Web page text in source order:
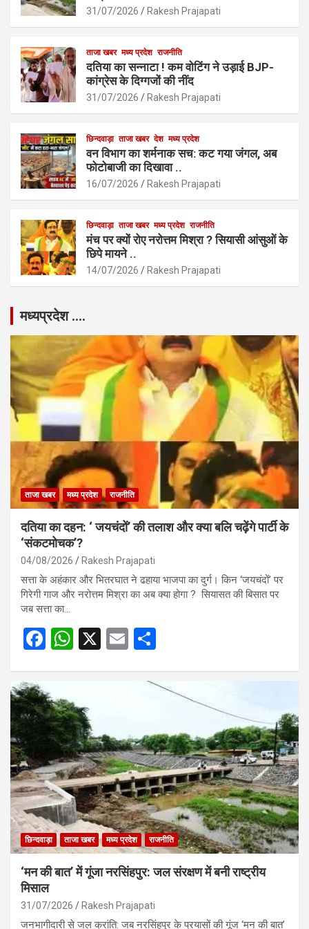
o
k
p
p
31/07/2026 Rakesh Prajapati
ताजा खबर मध्य प्रदेश राजनीति
दतिया का सन्नाटा ! कम वोटिंग ने उड़ाई BJP-
कांग्रेस के दिग्गजों की नींद
31/07/2026 Rakesh Prajapati
छिन्दवाड़ा ताजा खबर देश मध्य प्रदेश
वन विभाग का शर्मनाक सच: कट गया जंगल, अब
फोटोबाजी का दिखावा ..
16/07/2026 Rakesh Prajapati
छिन्दवाड़ा ताजा खबर मध्य प्रदेश राजनीति
मंच पर क्यों रोए नरोत्तम मिश्रा ? सियासी आंसुओं के
छिपे मायने ..
14/07/2026 Rakesh Prajapati
मध्यप्रदेश ….
ताजा खबर मध्य प्रदेश राजनीति
दतिया का दहन: ‘ जयचंदों’ की तलाश और क्या बलि चढ़ेंगे पार्टी के
‘संकटमोचक’?
04/08/2026 Rakesh Prajapati
सत्ता के अहंकार और भितरघात ने ढहाया भाजपा का दुर्ग। किन ‘जयचंदों’ पर
गिरेगी गाज और नरोत्तम मिश्रा का अब क्या होगा ? सियासत की बिसात पर
जब सत्ता का…
F
b
o
o
k
W
s
A
p
p
X
E
ail ar
छिन्दवाड़ा ताजा खबर मध्य प्रदेश राजनीति
‘मन की बात’ में गूंजा नरसिंहपुर: जल संरक्षण में बनी राष्ट्रीय
मिसाल
31/07/2026 Rakesh Prajapati
जनभागीदारी से जल क्रांति: जब नरसिंहपुर के प्रयासों की गूंज ‘मन की बात’